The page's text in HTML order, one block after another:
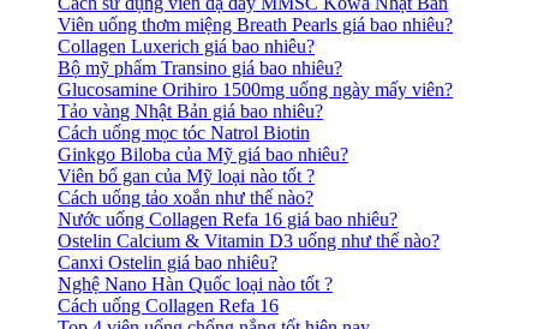
Viên uống thơm miệng Breath Pearls giá bao nhiêu?
Collagen Luxerich giá bao nhiêu?
Bộ mỹ phẩm Transino giá bao nhiêu?
Glucosamine Orihiro 1500mg uống ngày mấy viên?
Tảo vàng Nhật Bản giá bao nhiêu?
Cách uống mọc tóc Natrol Biotin
Ginkgo Biloba của Mỹ giá bao nhiêu?
Viên bổ gan của Mỹ loại nào tốt ?
Cách uống tảo xoắn như thế nào?
Nước uống Collagen Refa 16 giá bao nhiêu?
Ostelin Calcium & Vitamin D3 uống như thế nào?
Canxi Ostelin giá bao nhiêu?
Nghệ Nano Hàn Quốc loại nào tốt ?
Cách uống Collagen Refa 16